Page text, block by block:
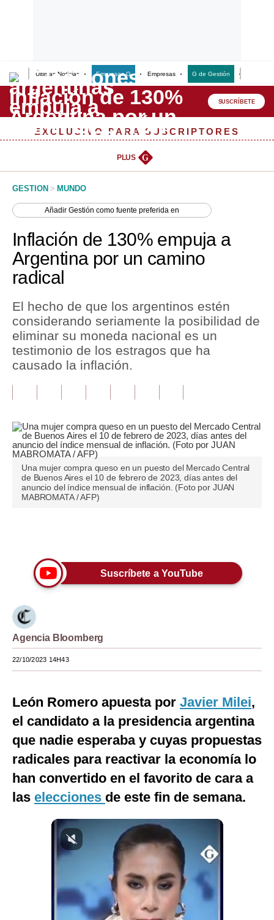
Últimas Noticias Empresas G Empresas G de Gestión
Lo último
Peru Quiosco
Management & Empleo
Perú
Política
Finanzas Personales
Inmobiliarias
Plus G
Pregunta de hoy
Blogs
Tendencias
Moda
Estilos
Mundo
EEUU
México
Internacional
Tecnología
Club del Suscriptor
Notas Contratadas
SUSCRÍBETE
EXCLUSIVO PARA SUSCRIPTORES
PLUS G
GESTION > MUNDO
AñadirGestión como fuente preferida en
Inflación de 130% empuja a
Argentina por un camino
radical
El hecho de que los argentinos estén
considerando seriamente la posibilidad de
eliminar su moneda nacional es un
testimonio de los estragos que ha
causado la inflación.
Una mujer compra queso en un puesto del Mercado Central
de Buenos Aires el 10 de febrero de 2023, días antes del
anuncio del índice mensual de inflación. (Foto por JUAN
MABROMATA / AFP)
Suscríbete a YouTube
Agencia Bloomberg
22/10/2023 14H43
León Romero apuesta por Javier Milei,
el candidato a la presidencia argentina
que nadie esperaba y cuyas propuestas
radicales para reactivar la economía lo
han convertido en el favorito de cara a
las elecciones de este fin de semana.